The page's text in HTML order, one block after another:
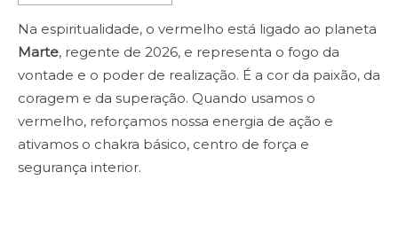
Na espiritualidade, o vermelho está ligado ao planeta
Marte, regente de 2026, e representa o fogo da
vontade e o poder de realização. É a cor da paixão, da
coragem e da superação. Quando usamos o
vermelho, reforçamos nossa energia de ação e
ativamos o chakra básico, centro de força e
segurança interior.